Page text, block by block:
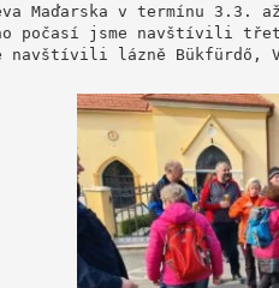
Maďarska v termínu
počasí jsme navštívili
navštívili lázně Bükfürdő,